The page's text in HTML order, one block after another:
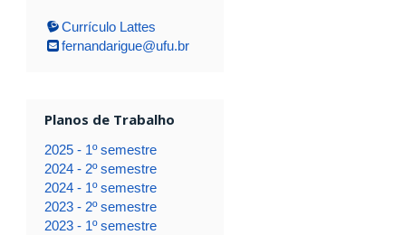
Currículo Lattes
fernandarigue@ufu.br
Planos de Trabalho
2025 - 1º semestre
2024 - 2º semestre
2024 - 1º semestre
2023 - 2º semestre
2023 - 1º semestre